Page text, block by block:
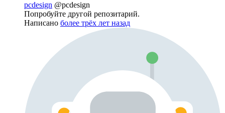
pcdesign @pcdesign
Попробуйте другой репозитарий.
Написано более трёх лет назад